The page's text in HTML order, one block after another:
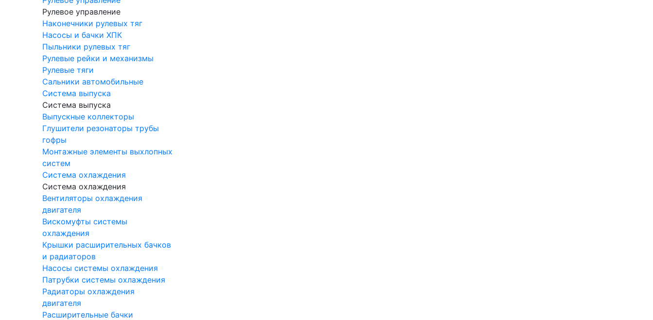
Рулевое управление
Наконечники рулевых тяг
Насосы и бачки ХПК
Пыльники рулевых тяг
Рулевые рейки и механизмы
Рулевые тяги
Сальники автомобильные
Система выпуска
Система выпуска
Выпускные коллекторы
Глушители резонаторы трубы
гофры
Монтажные элементы выхлопных
систем
Система охлаждения
Система охлаждения
Вентиляторы охлаждения
двигателя
Вискомуфты системы
охлаждения
Крышки расширительных бачков
и радиаторов
Насосы системы охлаждения
Патрубки системы охлаждения
Радиаторы охлаждения
двигателя
Расширительные бачки